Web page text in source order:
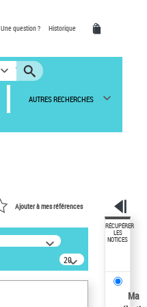
Une question ? Historique
AUTRES RECHERCHES
Ajouter à mes références
20
résultats/page
RÉCUPÉRER
LES
NOTICES
Ma